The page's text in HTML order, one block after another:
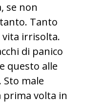
se non
Tanto
irrisolta.
di panico
questo alle
male
prima volta in